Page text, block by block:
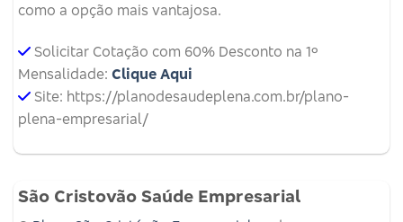
como a opção mais vantajosa.
Solicitar Cotação com 60% Desconto na 1º
Mensalidade: Clique Aqui
Site: https://planodesaudeplena.com.br/plano-
plena-empresarial/
São Cristovão Saúde Empresarial